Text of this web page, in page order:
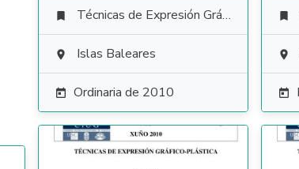
 Técnicas de Expresión Gráfico Plástica
 Islas Baleares
 Ordinaria de 2010


